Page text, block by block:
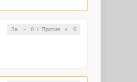
За 0/ Против 0